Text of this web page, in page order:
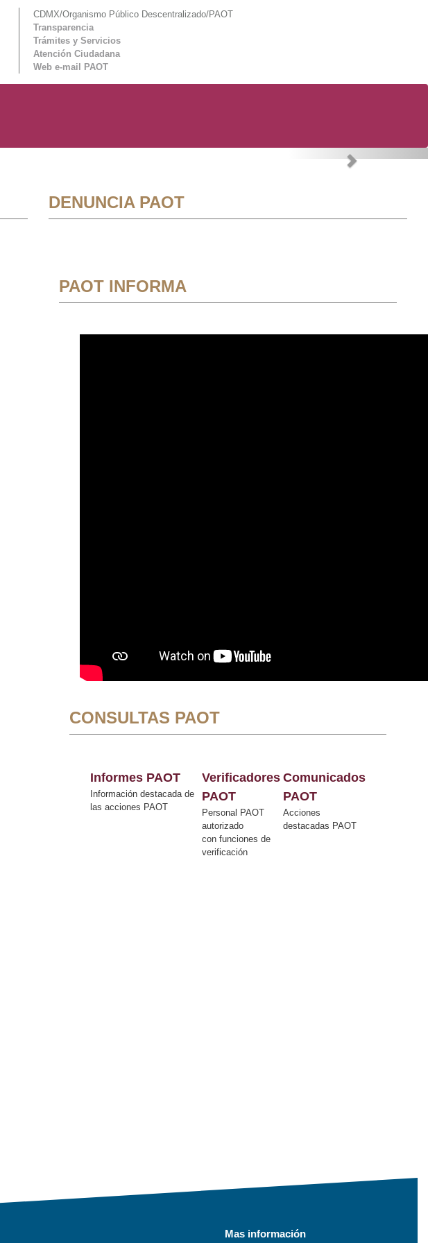
CDMX/Organismo Público Descentralizado/PAOT
Transparencia
Trámites y Servicios
Atención Ciudadana
Web e-mail PAOT
Next
DENUNCIA PAOT
PAOT INFORMA
CONSULTAS PAOT
Informes PAOT
Información destacada de
las acciones PAOT
Verificadores
PAOT
Personal PAOT
autorizado
con funciones de
verificación
Comunicados
PAOT
Acciones
destacadas PAOT
Mas información